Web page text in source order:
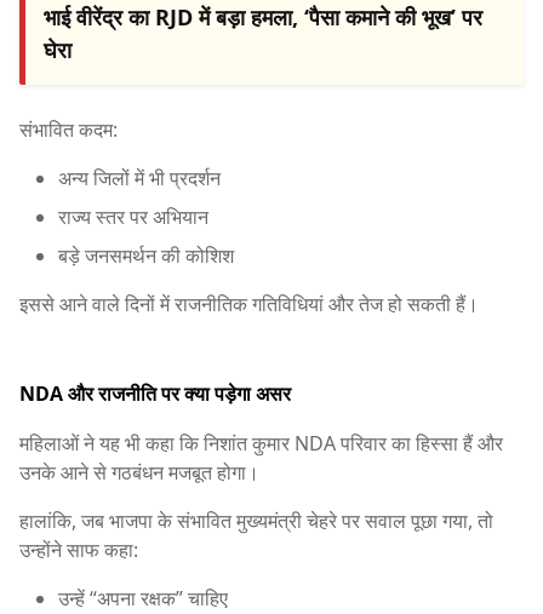
भाई वीरेंद्र का RJD में बड़ा हमला, ‘पैसा कमाने की भूख’ पर
घेरा
संभावित कदम:
अन्य जिलों में भी प्रदर्शन
राज्य स्तर पर अभियान
बड़े जनसमर्थन की कोशिश
इससे आने वाले दिनों में राजनीतिक गतिविधियां और तेज हो सकती हैं।
NDA और राजनीति पर क्या पड़ेगा असर
महिलाओं ने यह भी कहा कि निशांत कुमार NDA परिवार का हिस्सा हैं और
उनके आने से गठबंधन मजबूत होगा।
हालांकि, जब भाजपा के संभावित मुख्यमंत्री चेहरे पर सवाल पूछा गया, तो
उन्होंने साफ कहा:
उन्हें “अपना रक्षक” चाहिए